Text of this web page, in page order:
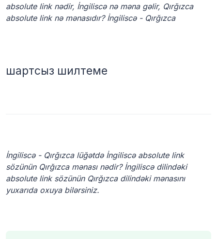
absolute link nədir, İngiliscə nə məna gəlir, Qırğızca
absolute link nə mənasıdır? İngiliscə - Qırğızca
шартсыз шилтеме
İngiliscə - Qırğızca lüğətdə İngiliscə absolute link
sözünün Qırğızca mənası nədir? İngiliscə dilindəki
absolute link sözünün Qırğızca dilindəki mənasını
yuxarıda oxuya bilərsiniz.